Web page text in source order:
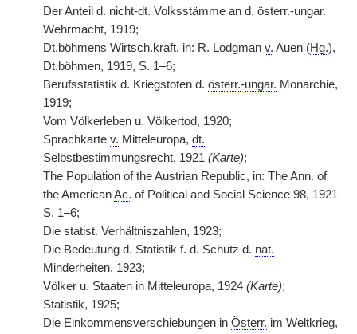
Der Anteil d. nicht-dt. Volksstämme an d. österr.-ungar.
Wehrmacht, 1919;
Dt.böhmens Wirtsch.kraft, in: R. Lodgman v. Auen (Hg.),
Dt.böhmen, 1919, S. 1–6;
Berufsstatistik d. Kriegstoten d. österr.-ungar. Monarchie,
1919;
Vom Völkerleben u. Völkertod, 1920;
Sprachkarte v. Mitteleuropa, dt.
Selbstbestimmungsrecht, 1921 (Karte);
The Population of the Austrian Republic, in: TheAnn. of
the AmericanAc. of Political and Social Science 98, 1921
S. 1–6;
Die statist. Verhältniszahlen, 1923;
Die Bedeutung d. Statistik f. d. Schutz d. nat.
Minderheiten, 1923;
Völker u. Staaten in Mitteleuropa, 1924 (Karte);
Statistik, 1925;
Die Einkommensverschiebungen in Österr. im Weltkrieg,